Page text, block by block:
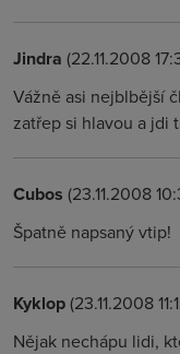
Jindra (22.11.2008
Vážně asi nejblbější
zatřep si hlavou a jdi
Cubos (23.11.2008
Špatně napsaný vtip!
Kyklop(23.11.2008
Nějak nechápu lidi,